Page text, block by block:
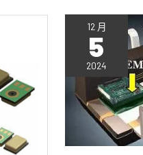
12 月
5
2024